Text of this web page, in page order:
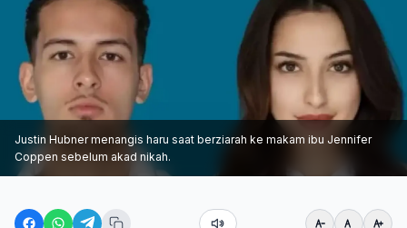
Justin Hubner menangis haru saat berziarah ke makam ibu Jennifer
Coppen sebelum akad nikah.